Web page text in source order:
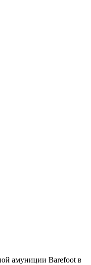
амуниции Barefoot в